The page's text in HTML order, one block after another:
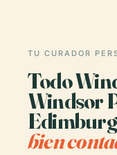
TU CURADOR
Todo
Windsor
bien